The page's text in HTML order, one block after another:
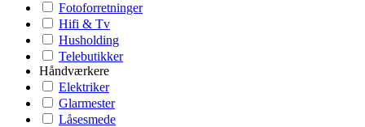
Fotoforretninger
Hifi & Tv
Husholding
Telebutikker
Håndværkere
Elektriker
Glarmester
Låsesmede